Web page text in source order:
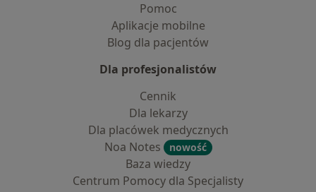
Pomoc
Aplikacje mobilne
Blog dla pacjentów
Dla profesjonalistów
Cennik
Dla lekarzy
Dla placówek medycznych
Noa Notes
nowość
Baza wiedzy
Centrum Pomocy dla Specjalisty